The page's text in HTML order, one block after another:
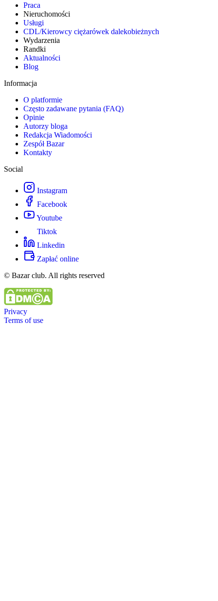
Praca
Nieruchomości
Usługi
CDL/Kierowcy ciężarówek dalekobieżnych
Wydarzenia
Randki
Aktualności
Blog
Informacja
O platformie
Często zadawane pytania (FAQ)
Opinie
Autorzy bloga
Redakcja Wiadomości
Zespół Bazar
Kontakty
Social
Instagram
Facebook
Youtube
Tiktok
Linkedin
Zapłać online
© Bazar club. All rights reserved
Privacy
Terms of use